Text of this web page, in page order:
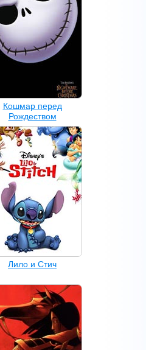
Кошмар перед
Рождеством
Лило и Стич